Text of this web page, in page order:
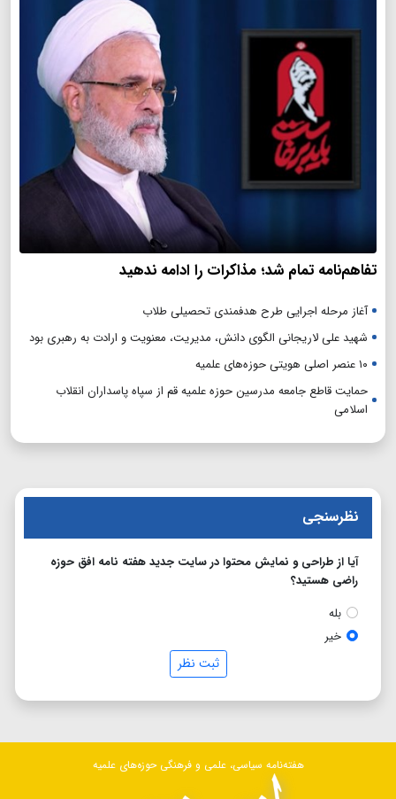
تفاهم‌نامه تمام شد؛ مذاکرات را ادامه ندهید
آغاز مرحله اجرایی طرح هدفمندی تحصیلی طلاب
شهید علی لاریجانی الگوی دانش، مدیریت، معنویت و ارادت به رهبری بود
۱۰ عنصر اصلی هویتی حوزه‌های علمیه
حمایت قاطع جامعه مدرسین حوزه علمیه قم از سپاه پاسداران انقلاب
اسلامی
نظرسنجی
آیا از طراحی و نمایش محتوا در سایت جدید هفته نامه افق حوزه
راضی هستید؟
بله
خیر
ثبت نظر
هفته‌نامه سیاسی، علمی و فرهنگی حوزه‌های علمیه